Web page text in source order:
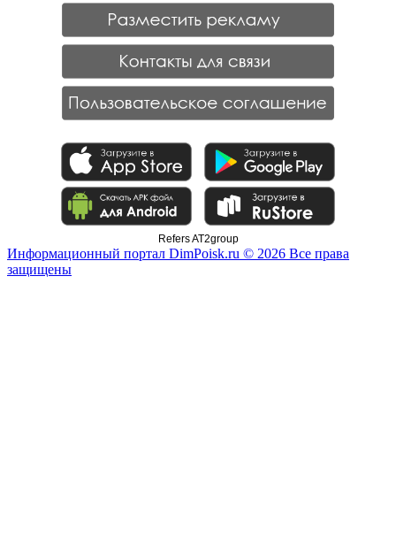
Refers AT2group
Информационный портал DimPoisk.ru © 2026 Все права
защищены